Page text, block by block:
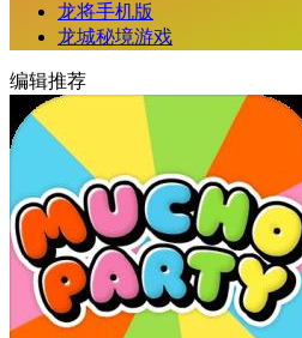
龙将手机版
龙城秘境游戏
编辑推荐